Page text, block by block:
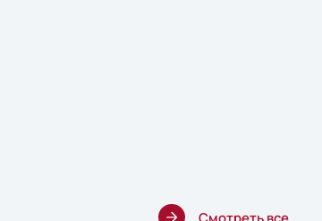
Смотреть все